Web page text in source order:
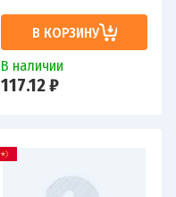
В КОРЗИНУ
В наличии
117.12 ₽